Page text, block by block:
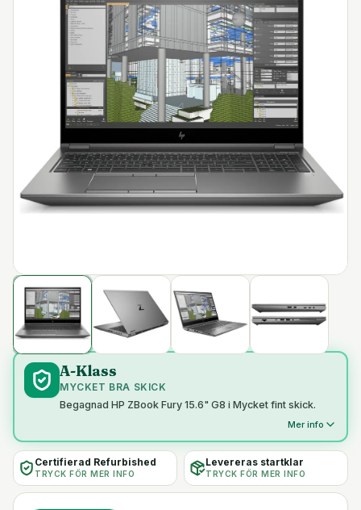
A-Klass
MYCKET BRA SKICK
Begagnad HP ZBook Fury 15.6" G8 i Mycket fint skick.
Mer info
Certifierad Refurbished
TRYCK FÖR MER INFO
Levereras startklar
TRYCK FÖR MER INFO